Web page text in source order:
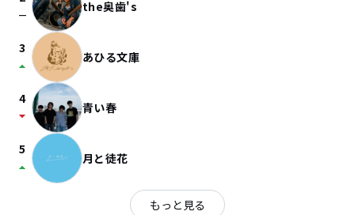
check_indeterminate_small the奥歯's
3
arrow_drop_up あひる文庫
4
arrow_drop_down 青い春
5
arrow_drop_up 月と徒花
もっと見る